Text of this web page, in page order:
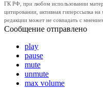
ГК РФ, при любом использовании
цитировании, активная гиперссылка
редакции может не совпадать с
Сообщение отправлено
play
pause
mute
unmute
max volume